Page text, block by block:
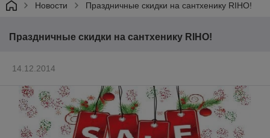
Новости Праздничные скидки на сантхенику RIHO!
Праздничные скидки на сантхенику RIHO!
14.12.2014